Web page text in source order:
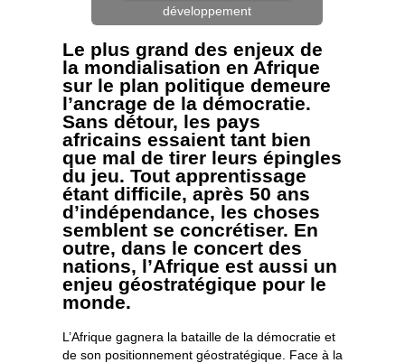
développement
Le plus grand des enjeux de
la mondialisation en Afrique
sur le plan politique demeure
l’ancrage de la démocratie.
Sans détour, les pays
africains essaient tant bien
que mal de tirer leurs épingles
du jeu. Tout apprentissage
étant difficile, après 50 ans
d’indépendance, les choses
semblent se concrétiser. En
outre, dans le concert des
nations, l’Afrique est aussi un
enjeu géostratégique pour le
monde.
L’Afrique gagnera la bataille de la démocratie et
de son positionnement géostratégique. Face à la